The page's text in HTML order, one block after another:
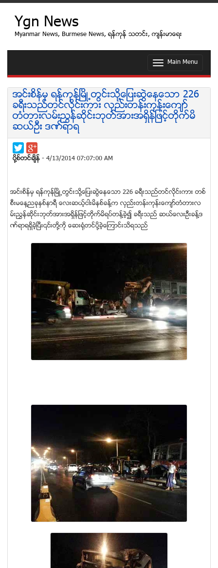
Ygn News
Myanmar News, Burmese News, ရန္ကုန္ သတင္း, က်န္းမာေရး
T
g
l
e
n
a
o
n
Main Menu
အင္းစိန္မွ ရန္ကုန္ၿမိဳ႕တြင္းသုိ႔ေျပးဆြဲေနေသာ 226
ခရီးသည္တင္လိုင္းကား လွည္းတန္းကုန္းေက်ာ္
တံတားလမ္းၫႊန္ဆုိင္းဘုတ္အားအရွိန္ျဖင့္တိုက္မိ
ဆယ္ဦး ဒဏ္ရာရ
ပုိ႔စ္တင္ခ်ိန္ - 4/13/2014 07:07:00 AM
အင္းစိန္မွ ရန္ကုန္ၿမိဳ႕တြင္းသုိ႔ေျပးဆြဲေနေသာ 226 ခရီးသည္တင္လိုင္းကား တစ္
စီးမေန႔ညခုႏွစ္နာရီ ေလးဆယ့္ငါးမိနစ္ခန္႔က လွည္းတန္းကုန္းေက်ာ္တံတားလ
မ္းၫႊန္ဆုိင္းဘုတ္အားအရွိန္ျဖင့္တိုက္မိရပ္တန္႔ခဲ့၍ ခရီးသည္ ဆယ္ေလးဦးခန္႔ဒ
ဏ္ရာရရွိခဲ့ၿပီး၎တို႔ကို ေဆး႐ံုတင္ပို႔ခဲ့ေၾကာင္းသိရသည္